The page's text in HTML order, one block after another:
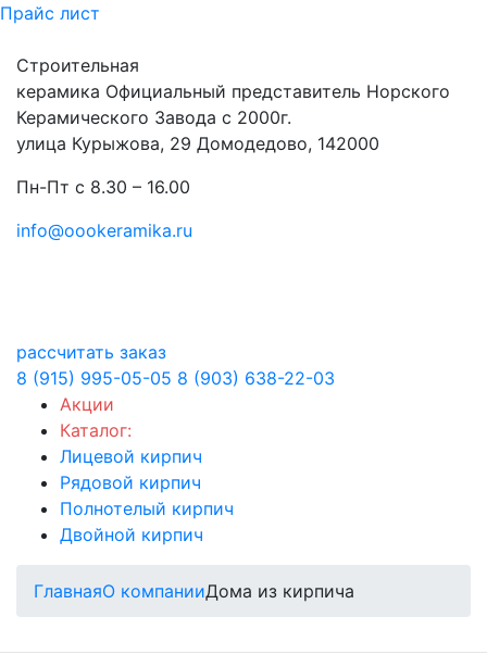
Прайс лист
Строительная
керамика Официальный представитель Норского
Керамического Завода с 2000г.
улица Курыжова, 29 Домодедово, 142000
Пн-Пт с 8.30 – 16.00
info@oookeramika.ru
рассчитать заказ
8 (915) 995-05-05 8 (903) 638-22-03
Акции
Каталог:
Лицевой кирпич
Рядовой кирпич
Полнотелый кирпич
Двойной кирпич
ГлавнаяО компанииДома из кирпича